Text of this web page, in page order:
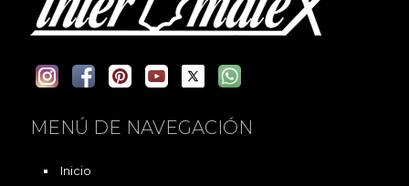
MENÚ DE NAVEGACIÓN
Inicio